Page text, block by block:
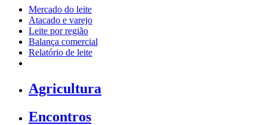
Mercado do leite
Atacado e varejo
Leite por região
Balança comercial
Relatório de leite
Agricultura
Encontros